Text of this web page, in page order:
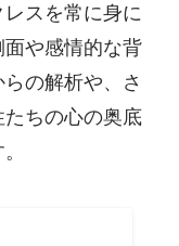
スを常に身に
や感情的な背
の解析や、さ
たちの心の奥底